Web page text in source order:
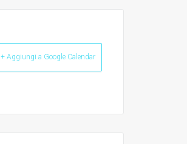
+ Aggiungi a Google Calendar